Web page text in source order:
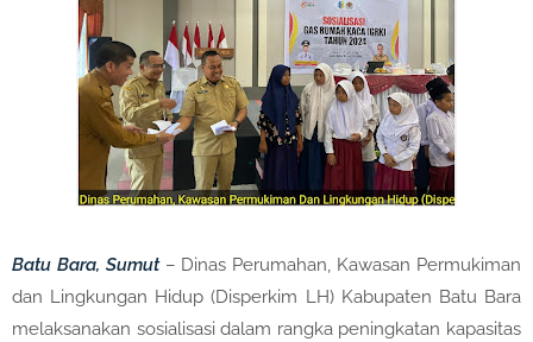
Batu Bara, Sumut – Dinas Perumahan, Kawasan Permukiman
dan Lingkungan Hidup (Disperkim LH) Kabupaten Batu Bara
melaksanakan sosialisasi dalam rangka peningkatan kapasitas